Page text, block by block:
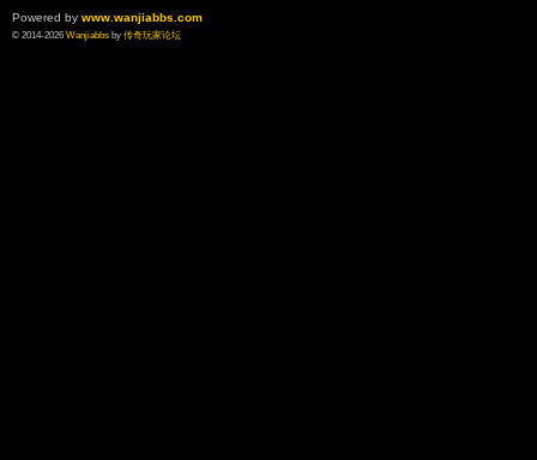
Powered by www.wanjiabbs.com
© 2014-2026 Wanjiabbsby 传奇玩家论坛